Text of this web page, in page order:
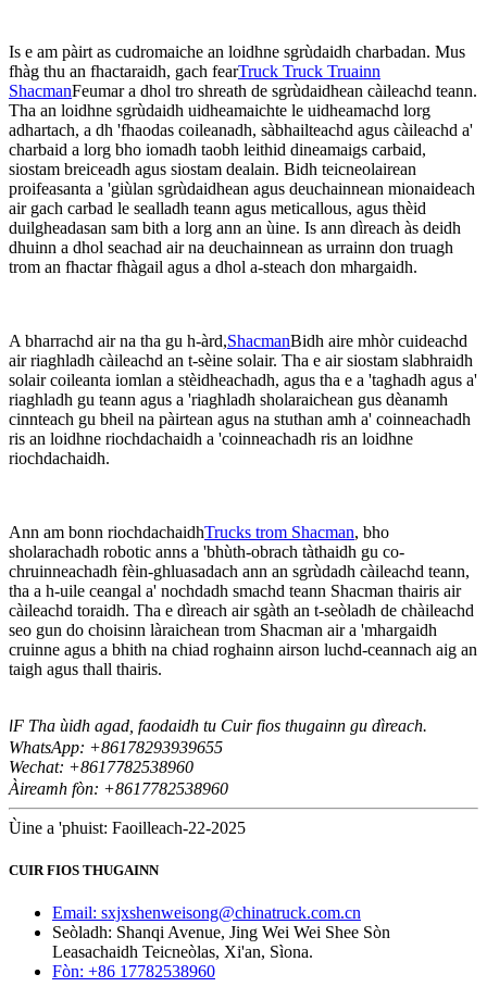
Is e am pàirt as cudromaiche an loidhne sgrùdaidh charbadan. Mus
fhàg thu an fhactaraidh, gach fearTruck Truck Truainn
ShacmanFeumar a dhol tro shreath de sgrùdaidhean càileachd teann.
Tha an loidhne sgrùdaidh uidheamaichte le uidheamachd lorg
adhartach, a dh 'fhaodas coileanadh, sàbhailteachd agus càileachd a'
charbaid a lorg bho iomadh taobh leithid dineamaigs carbaid,
siostam breiceadh agus siostam dealain. Bidh teicneolairean
proifeasanta a 'giùlan sgrùdaidhean agus deuchainnean mionaideach
air gach carbad le sealladh teann agus meticallous, agus thèid
duilgheadasan sam bith a lorg ann an ùine. Is ann dìreach às deidh
dhuinn a dhol seachad air na deuchainnean as urrainn don truagh
trom an fhactar fhàgail agus a dhol a-steach don mhargaidh.
A bharrachd air na tha gu h-àrd,ShacmanBidh aire mhòr cuideachd
air riaghladh càileachd an t-sèine solair. Tha e air siostam slabhraidh
solair coileanta iomlan a stèidheachadh, agus tha e a 'taghadh agus a'
riaghladh gu teann agus a 'riaghladh sholaraichean gus dèanamh
cinnteach gu bheil na pàirtean agus na stuthan amh a' coinneachadh
ris an loidhne riochdachaidh a 'coinneachadh ris an loidhne
riochdachaidh.
Ann am bonn riochdachaidhTrucks trom Shacman, bho
sholarachadh robotic anns a 'bhùth-obrach tàthaidh gu co-
chruinneachadh fèin-ghluasadach ann an sgrùdadh càileachd teann,
tha a h-uile ceangal a' nochdadh smachd teann Shacman thairis air
càileachd toraidh. Tha e dìreach air sgàth an t-seòladh de chàileachd
seo gun do choisinn làraichean trom Shacman air a 'mhargaidh
cruinne agus a bhith na chiad roghainn airson luchd-ceannach aig an
taigh agus thall thairis.
IF Tha ùidh agad, faodaidh tu Cuir fios thugainn gu dìreach.
WhatsApp: +86178293939655
Wechat: +8617782538960
Àireamh fòn: +8617782538960
Ùine a 'phuist: Faoilleach-22-2025
CUIR FIOS THUGAINN
Email: sxjxshenweisong@chinatruck.com.cn
Seòladh: Shanqi Avenue, Jing Wei Wei Shee Sòn
Leasachaidh Teicneòlas, Xi'an, Sìona.
Fòn: +86 17782538960